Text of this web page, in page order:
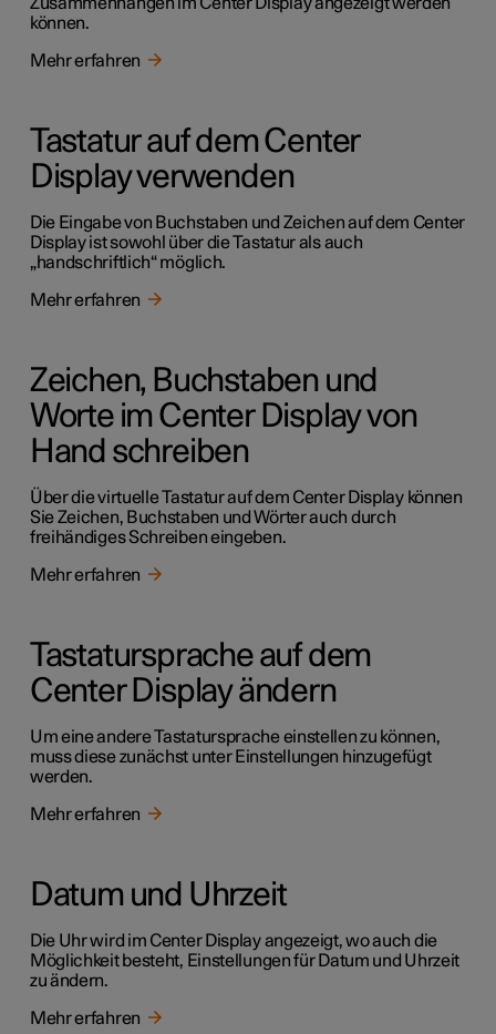
können.
Mehr erfahren
Tastatur auf dem Center
Display verwenden
Die Eingabe von Buchstaben und Zeichen auf dem Center
Display ist sowohl über die Tastatur als auch
„handschriftlich“ möglich.
Mehr erfahren
Zeichen, Buchstaben und
Worte im Center Display von
Hand schreiben
Über die virtuelle Tastatur auf dem Center Display können
Sie Zeichen, Buchstaben und Wörter auch durch
freihändiges Schreiben eingeben.
Mehr erfahren
Tastatursprache auf dem
Center Display ändern
Um eine andere Tastatursprache einstellen zu können,
muss diese zunächst unter Einstellungen hinzugefügt
werden.
Mehr erfahren
Datum und Uhrzeit
Die Uhr wird im Center Display angezeigt, wo auch die
Möglichkeit besteht, Einstellungen für Datum und Uhrzeit
zu ändern.
Mehr erfahren